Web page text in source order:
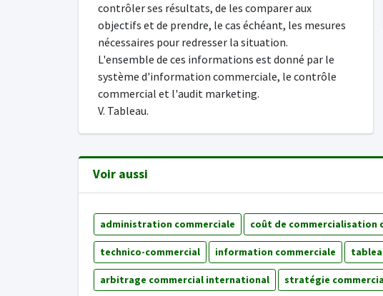
contrôler ses résultats, de les comparer aux
objectifs et de prendre, le cas échéant, les mesures
nécessaires pour redresser la situation.
L'ensemble de ces informations est donné par le
système d'information commerciale, le contrôle
commercial et l'audit marketing.
V. Tableau.
Voir aussi
administration commerciale coût de commercialisation
technico-commercial information commerciale
arbitrage commercial international stratégie